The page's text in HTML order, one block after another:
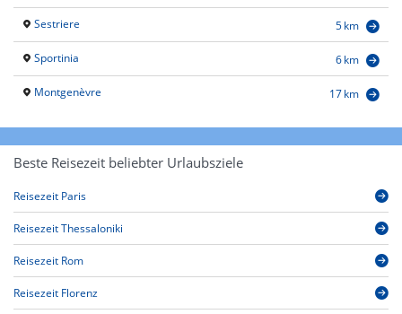
Sestriere 5 km
Sportinia 6 km
Montgenèvre 17 km
Beste Reisezeit beliebter Urlaubsziele
Reisezeit Paris
Reisezeit Thessaloniki
Reisezeit Rom
Reisezeit Florenz